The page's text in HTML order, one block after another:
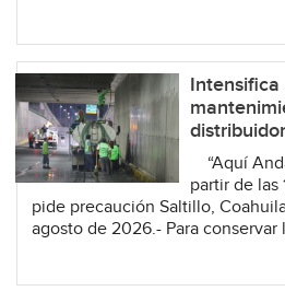
Intensifica
“Aquí
partir de las
pide precaución Saltillo,
agosto de 2026.- Para conservar